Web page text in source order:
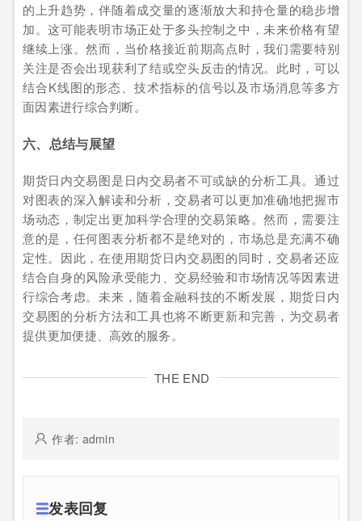
的上升趋势，伴随着成交量的逐渐放大和持仓量的稳步增
加。这可能表明市场正处于多头控制之中，未来价格有望
继续上涨。然而，当价格接近前期高点时，我们需要特别
关注是否会出现获利了结或空头反击的情况。此时，可以
结合K线图的形态、技术指标的信号以及市场消息等多方
面因素进行综合判断。
六、总结与展望
期货日内交易图是日内交易者不可或缺的分析工具。通过
对图表的深入解读和分析，交易者可以更加准确地把握市
场动态，制定出更加科学合理的交易策略。然而，需要注
意的是，任何图表分析都不是绝对的，市场总是充满不确
定性。因此，在使用期货日内交易图的同时，交易者还应
结合自身的风险承受能力、交易经验和市场情况等因素进
行综合考虑。未来，随着金融科技的不断发展，期货日内
交易图的分析方法和工具也将不断更新和完善，为交易者
提供更加便捷、高效的服务。
THE END
作者: admin
发表回复